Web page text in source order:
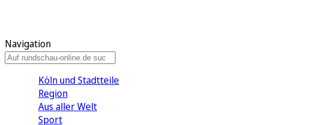
Navigation
Köln und Stadtteile
Region
Aus aller Welt
Sport